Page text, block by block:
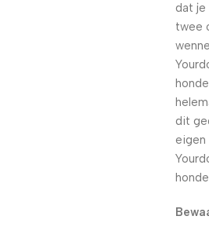
dat je
twee
dit
eigen